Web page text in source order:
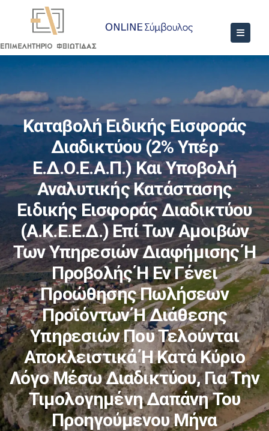
Καταβολή Ειδικής Εισφοράς
Διαδικτύου (2% Υπέρ
Ε.Δ.Ο.Ε.Α.Π.) Και Υποβολή
Αναλυτικής Κατάστασης
Ειδικής Εισφοράς Διαδικτύου
(Α.Κ.Ε.Ε.Δ.) Επί Των Αμοιβών
Των Υπηρεσιών Διαφήμισης Ή
Προβολής Ή Εν Γένει
Προώθησης Πωλήσεων
Προϊόντων Ή Διάθεσης
Υπηρεσιών Που Τελούνται
Αποκλειστικά Ή Κατά Κύριο
Λόγο Μέσω Διαδικτύου, Για Την
Τιμολογημένη Δαπάνη Του
Προηγούμενου Μήνα